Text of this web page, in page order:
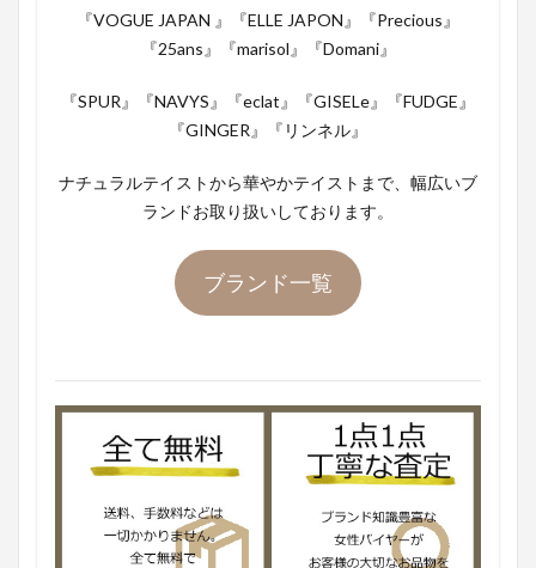
『VOGUE JAPAN 』『ELLE JAPON』『Precious』
『25ans』『marisol』『Domani』
『SPUR』『NAVYS』『eclat』『GISELe』『FUDGE』
『GINGER』『リンネル』
ナチュラルテイストから華やかテイストまで、幅広いブ
ランドお取り扱いしております。
ブランド一覧